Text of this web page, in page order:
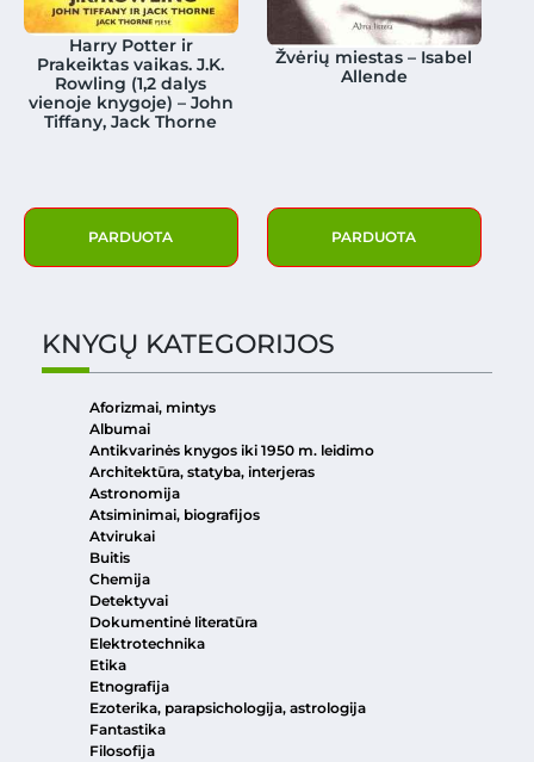
Harry Potter ir
Prakeiktas vaikas. J.K.
Rowling (1,2 dalys
vienoje knygoje) – John
Tiffany, Jack Thorne
PARDUOTA
Žvėrių miestas – Isabel
Allende
PARDUOTA
KNYGŲ KATEGORIJOS
Aforizmai, mintys
Albumai
Antikvarinės knygos iki 1950 m. leidimo
Architektūra, statyba, interjeras
Astronomija
Atsiminimai, biografijos
Atvirukai
Buitis
Chemija
Detektyvai
Dokumentinė literatūra
Elektrotechnika
Etika
Etnografija
Ezoterika, parapsichologija, astrologija
Fantastika
Filosofija